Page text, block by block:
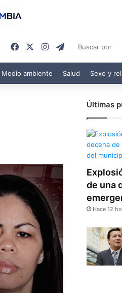
FacebookInstagram
Telegram
Medio ambiente Salud Sexo y
Últimas
de una
Hace 12